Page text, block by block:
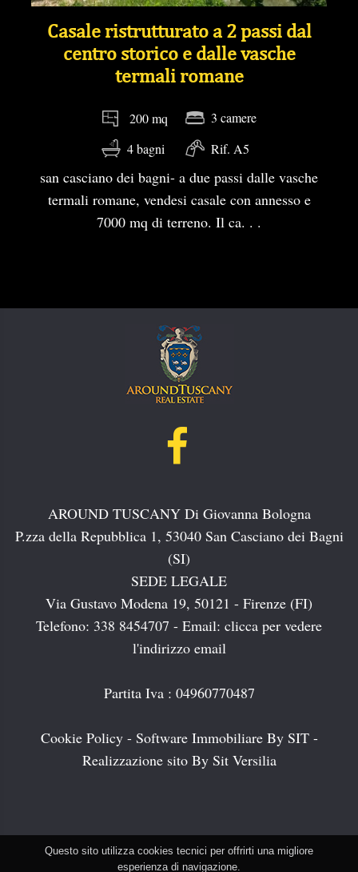
Casale ristrutturato a 2 passi dal
centro storico e dalle vasche
termali romane
200 mq
4 bagni
3 camere
Rif. A5
san casciano dei bagni- a due passi dalle vasche
termali romane, vendesi casale con annesso e
7000 mq di terreno. Il ca. . .
AROUND TUSCANY Di Giovanna Bologna
P.zza della Repubblica 1, 53040 San Casciano dei Bagni
(SI)
SEDE LEGALE
Via Gustavo Modena 19, 50121 - Firenze (FI)
Telefono: 338 8454707 - Email: clicca per vedere
l'indirizzo email
Partita Iva : 04960770487
Cookie Policy- Software Immobiliare By SIT-
Realizzazione sito By Sit Versilia
Questo sito utilizza cookies tecnici per offrirti una migliore
esperienza di navigazione.